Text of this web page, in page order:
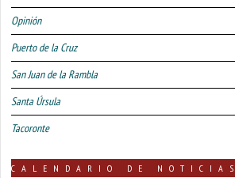
Opinión
Puerto de la Cruz
San Juan de la Rambla
Santa Úrsula
Tacoronte
CALENDARIO DE NOTICIAS